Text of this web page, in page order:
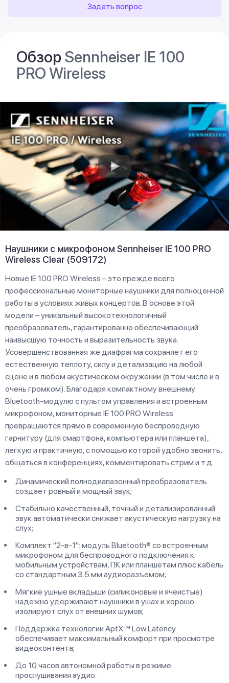
Задать вопрос
ОбзорSennheiser IE 100
PRO Wireless
Наушники с микрофоном Sennheiser IE 100 PRO
Wireless Clear (509172)
Новые IE 100 PRO Wireless – это прежде всего
профессиональные мониторные наушники для полноценной
работы в условиях живых концертов. В основе этой
модели – уникальный высокотехнологичный
преобразователь, гарантированно обеспечивающий
наивысшую точность и выразительность звука.
Усовершенствованная же диафрагма сохраняет его
естественную теплоту, силу и детализацию на любой
сцене и в любом акустическом окружении (в том числе и в
очень громком). Благодаря компактному внешнему
Bluetooth-модулю с пультом управления и встроенным
микрофоном, мониторные IE 100 PRO Wireless
превращаются прямо в современную беспроводную
гарнитуру (для смартфона, компьютера или планшета),
легкую и практичную, с помощью которой удобно звонить,
общаться в конференциях, комментировать стрим и т.д.
Динамический полнодиапазонный преобразователь
создает ровный и мощный звук;
Стабильно качественный, точный и детализированный
звук автоматически снижает акустическую нагрузку на
слух;
Комплект "2-в-1": модуль Bluetooth® со встроенным
микрофоном для беспроводного подключения к
мобильным устройствам, ПК или планшетам плюс кабель
со стандартным 3.5 мм аудиоразъемом;
Мягкие ушные вкладыши (силиконовые и ячеистые)
надежно удерживают наушники в ушах и хорошо
изолируют слух от внешних шумов;
Поддержка технологии AptX™ Low Latency
обеспечивает максимальный комфорт при просмотре
видеоконтента;
До 10 часов автономной работы в режиме
прослушивания аудио.